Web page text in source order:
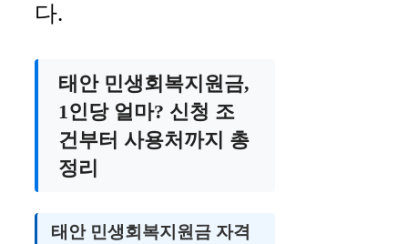
다.
태안 민생회복지원금,
1인당 얼마? 신청 조
건부터 사용처까지 총
정리
태안 민생회복지원금 자격